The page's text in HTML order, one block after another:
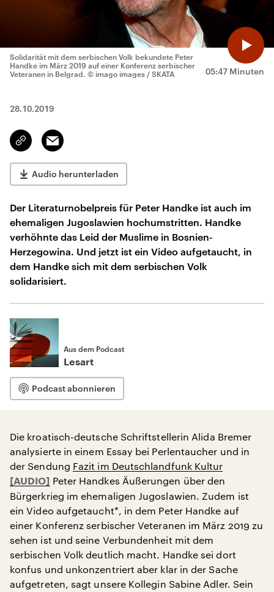
05:47 Minuten
Solidarität mit dem serbischen Volk bekundete Peter
Handke im März 2019 auf einer Konferenz serbischer
Veteranen in Belgrad. © imago images / SKATA
28.10.2019
Link
kopieren/teilen
Email
Audio herunterladen
Der Literaturnobelpreis für Peter Handke ist auch im
ehemaligen Jugoslawien hochumstritten. Handke
verhöhnte das Leid der Muslime in Bosnien-
Herzegowina. Und jetzt ist ein Video aufgetaucht, in
dem Handke sich mit dem serbischen Volk
solidarisiert.
Aus dem Podcast
Lesart
Podcast abonnieren
Die kroatisch-deutsche Schriftstellerin Alida Bremer
analysierte in einem Essay bei Perlentaucher und in
der Sendung Fazit im Deutschlandfunk Kultur
Peter Handkes Äußerungen über den
Bürgerkrieg im ehemaligen Jugoslawien. Zudem ist
ein Video aufgetaucht*, in dem Peter Handke auf
einer Konferenz serbischer Veteranen im März 2019 zu
sehen ist und seine Verbundenheit mit dem
serbischen Volk deutlich macht. Handke sei dort
konfus und unkonzentriert aber klar in der Sache
aufgetreten, sagt unsere Kollegin Sabine Adler. Sein